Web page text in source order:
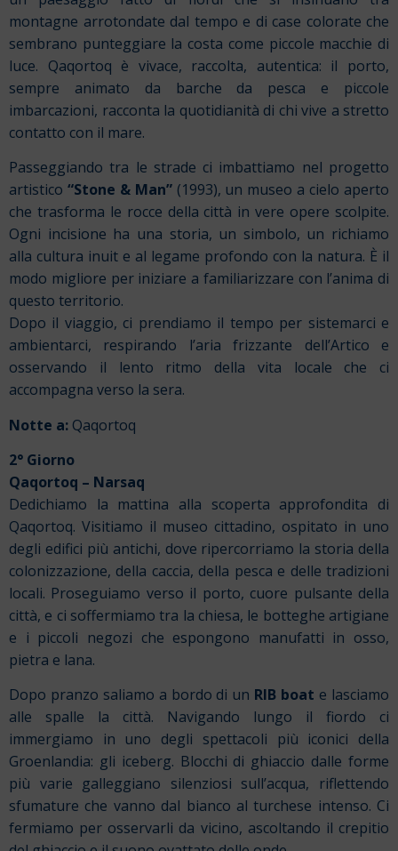
montagne arrotondate dal tempo e di case colorate che
sembrano punteggiare la costa come piccole macchie di
luce. Qaqortoq è vivace, raccolta, autentica: il porto,
sempre animato da barche da pesca e piccole
imbarcazioni, racconta la quotidianità di chi vive a stretto
contatto con il mare.
Passeggiando tra le strade ci imbattiamo nel progetto
artistico “Stone & Man” (1993), un museo a cielo aperto
che trasforma le rocce della città in vere opere scolpite.
Ogni incisione ha una storia, un simbolo, un richiamo
alla cultura inuit e al legame profondo con la natura. È il
modo migliore per iniziare a familiarizzare con l’anima di
questo territorio.
Dopo il viaggio, ci prendiamo il tempo per sistemarci e
ambientarci, respirando l’aria frizzante dell’Artico e
osservando il lento ritmo della vita locale che ci
accompagna verso la sera.
Notte a: Qaqortoq
2° Giorno
Qaqortoq – Narsaq
Dedichiamo la mattina alla scoperta approfondita di
Qaqortoq. Visitiamo il museo cittadino, ospitato in uno
degli edifici più antichi, dove ripercorriamo la storia della
colonizzazione, della caccia, della pesca e delle tradizioni
locali. Proseguiamo verso il porto, cuore pulsante della
città, e ci soffermiamo tra la chiesa, le botteghe artigiane
e i piccoli negozi che espongono manufatti in osso,
pietra e lana.
Dopo pranzo saliamo a bordo di un RIB boat e lasciamo
alle spalle la città. Navigando lungo il fiordo ci
immergiamo in uno degli spettacoli più iconici della
Groenlandia: gli iceberg. Blocchi di ghiaccio dalle forme
più varie galleggiano silenziosi sull’acqua, riflettendo
sfumature che vanno dal bianco al turchese intenso. Ci
fermiamo per osservarli da vicino, ascoltando il crepitio